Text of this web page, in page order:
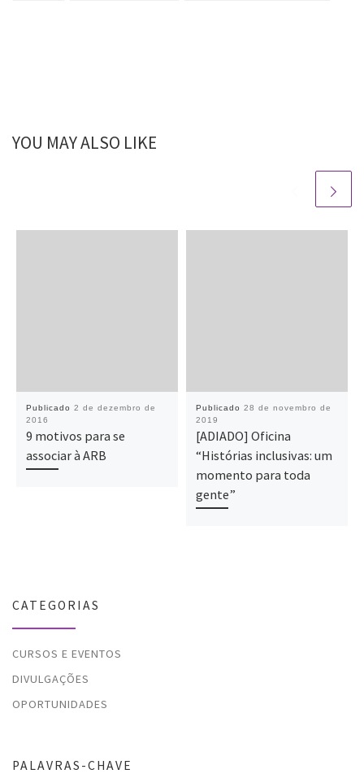
YOU MAY ALSO LIKE
Publicado 2 de dezembro de
2016
9 motivos para se
associar à ARB
Publicado 28 de novembro de
2019
[ADIADO] Oficina
“Histórias inclusivas: um
momento para toda
gente”
CATEGORIAS
CURSOS E EVENTOS
DIVULGAÇÕES
OPORTUNIDADES
PALAVRAS-CHAVE